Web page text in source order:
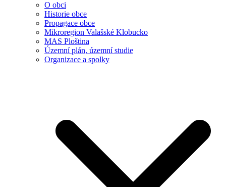
O obci
Historie obce
Propagace obce
Mikroregion Valašské Klobucko
MAS Ploština
Územní plán, územní studie
Organizace a spolky